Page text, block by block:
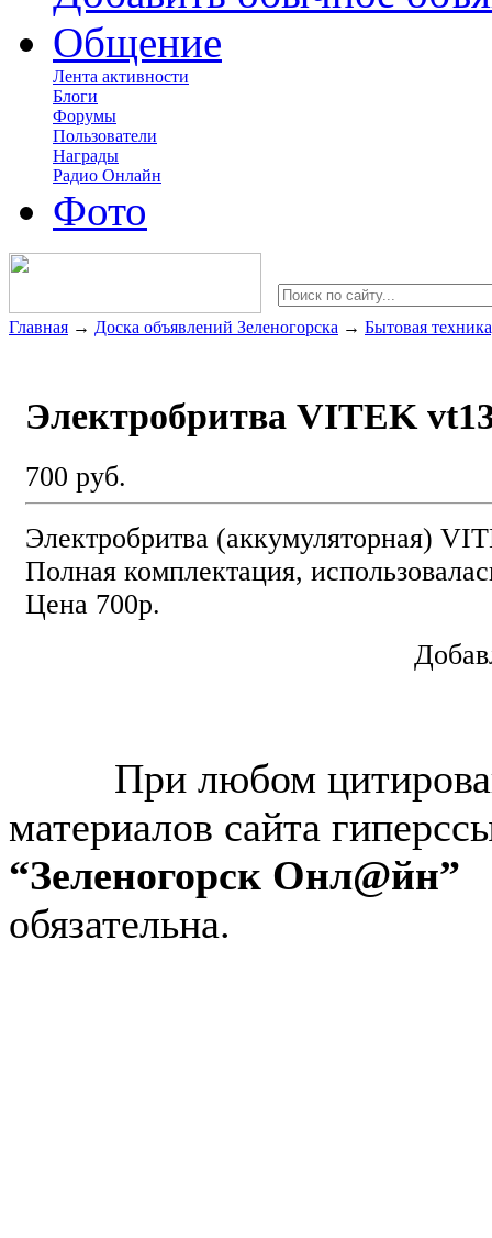
Общение
Лента активности
Блоги
Форумы
Пользователи
Награды
Радио Онлайн
Фото
Главная → Доска объявлений Зеленогорска → Бытовая
Электробритва VITEK
700 руб.
Электробритва (аккумуляторная)
Полная комплектация,
Цена 700р.
При любом
материалов сайта
“Зеленогорск Онл@йн”
обязательна.